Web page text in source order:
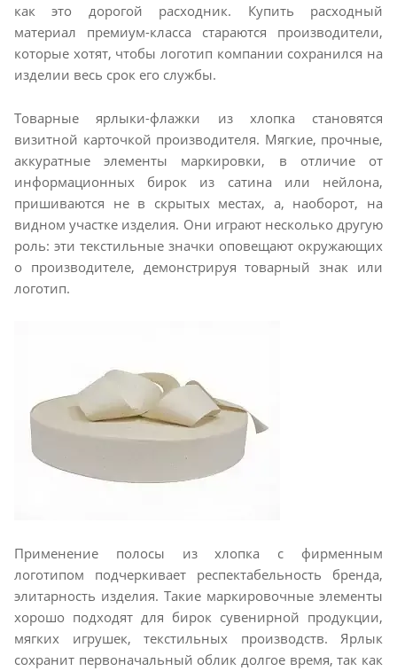
как это дорогой расходник. Купить расходный
материал премиум-класса стараются производители,
которые хотят, чтобы логотип компании сохранился на
изделии весь срок его службы.
Товарные ярлыки-флажки из хлопка становятся
визитной карточкой производителя. Мягкие, прочные,
аккуратные элементы маркировки, в отличие от
информационных бирок из сатина или нейлона,
пришиваются не в скрытых местах, а, наоборот, на
видном участке изделия. Они играют несколько другую
роль: эти текстильные значки оповещают окружающих
о производителе, демонстрируя товарный знак или
логотип.
Применение полосы из хлопка с фирменным
логотипом подчеркивает респектабельность бренда,
элитарность изделия. Такие маркировочные элементы
хорошо подходят для бирок сувенирной продукции,
мягких игрушек, текстильных производств. Ярлык
сохранит первоначальный облик долгое время, так как